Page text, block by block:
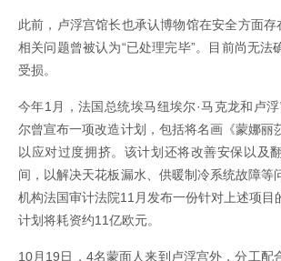
此前，卢浮宫馆长也承认博物馆在安全方面存
相关问题曾被认为“已处理完毕”。目前尚无法
受损。
今年1月，法国总统埃马纽埃尔·马克龙和卢
尔曾宣布一项改造计划，包括将名画《蒙娜丽
以应对过度拥挤。该计划还将改善安保以及
间，以解决天花板漏水、供暖制冷系统故障等
机构法国审计法院11月发布一份针对上述项目
计划将耗资约11亿欧元。
10月19日，4名蒙面人来到卢浮宫外，分工配